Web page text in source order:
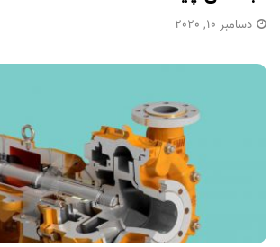
دسامبر 10, 2020